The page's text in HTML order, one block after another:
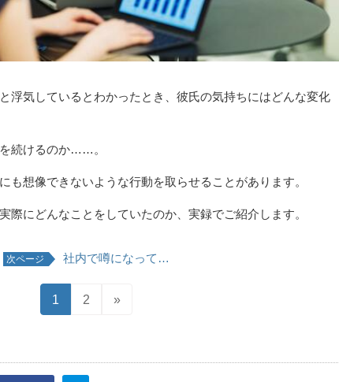
浮気しているとわかったとき、彼氏の気持ちにはどんな変化
続けるのか……。
も想像できないような行動を取らせることがあります。
際にどんなことをしていたのか、実録でご紹介します。
次ページ 社内で噂になって…
1 2 »